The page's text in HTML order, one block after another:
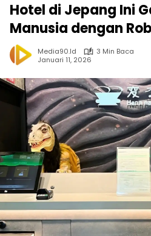
Hotel di Jepang Ini
Manusia dengan
Media90.id
3 Min Baca
Januari 11, 2026